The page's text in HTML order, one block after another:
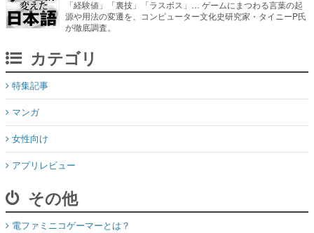
「経験値」「裏技」「ラスボス」… ゲームにまつわる言葉の起
源や用法の変遷を、コンピューター文化史研究家・タイニーP氏
が徹底調査。
カテゴリ
特集記事
マンガ
女性向け
アプリレビュー
その他
電ファミニコゲーマーとは？